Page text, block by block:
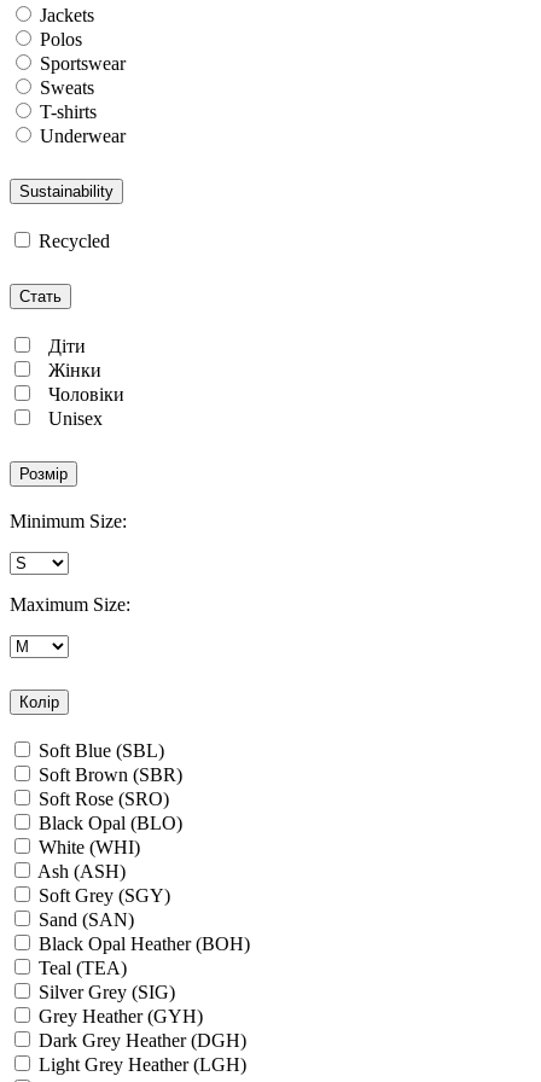
Jackets
Polos
Sportswear
Sweats
T-shirts
Underwear
Sustainability
Recycled
Стать
Діти
Жінки
Чоловіки
Unisex
Розмір
Minimum Size:
Maximum Size:
Колір
Soft Blue (SBL)
Soft Brown (SBR)
Soft Rose (SRO)
Black Opal (BLO)
White (WHI)
Ash (ASH)
Soft Grey (SGY)
Sand (SAN)
Black Opal Heather (BOH)
Teal (TEA)
Silver Grey (SIG)
Grey Heather (GYH)
Dark Grey Heather (DGH)
Light Grey Heather (LGH)